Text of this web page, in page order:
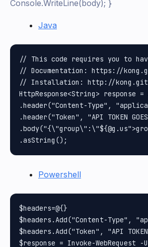
Console.WriteLine(body); }
Java
// This code requires you to
// Documentation: https://
// Installation: http://
HttpResponse<String> response
.header("Content-Type",
.header("Token", "API TOKEN
Powershell
$headers=@{}
$headers.Add("Content-Type",
$headers.Add("Token", "API TOKEN